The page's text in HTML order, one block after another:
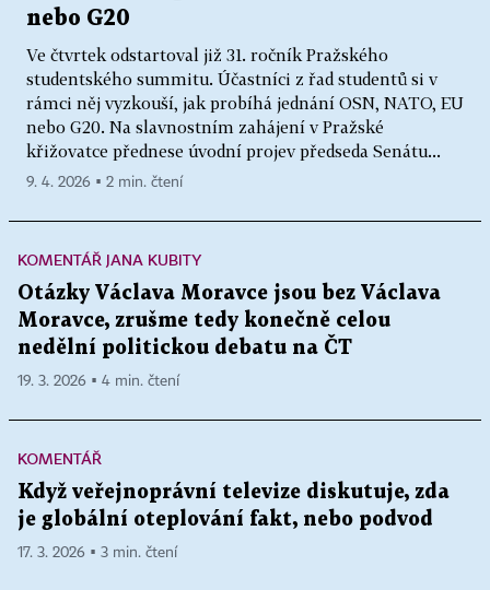
nebo G20
Ve čtvrtek odstartoval již 31. ročník Pražského
studentského summitu. Účastníci z řad studentů si v
rámci něj vyzkouší, jak probíhá jednání OSN, NATO, EU
nebo G20. Na slavnostním zahájení v Pražské
křižovatce přednese úvodní projev předseda Senátu...
9. 4. 2026 ▪ 2 min. čtení
KOMENTÁŘ JANA KUBITY
Otázky Václava Moravce jsou bez Václava
Moravce, zrušme tedy konečně celou
nedělní politickou debatu na ČT
19. 3. 2026 ▪ 4 min. čtení
KOMENTÁŘ
Když veřejnoprávní televize diskutuje, zda
je globální oteplování fakt, nebo podvod
17. 3. 2026 ▪ 3 min. čtení